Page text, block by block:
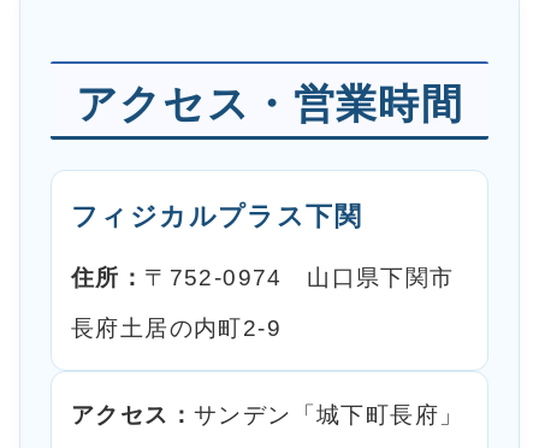
アクセス・営業時間
フィジカルプラス下関
住所： 〒752-0974 山口県下関市
長府土居の内町2-9
アクセス： サンデン「城下町長府」